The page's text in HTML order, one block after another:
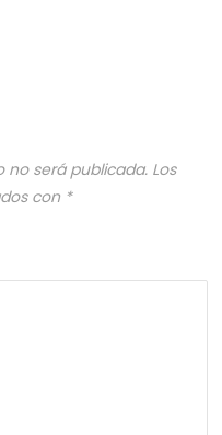
no será publicada. Los
con *